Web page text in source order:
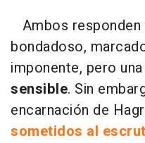
Ambos
bondadoso,
imponente, pero una
sensible. Sin
encarnación de
sometidos al